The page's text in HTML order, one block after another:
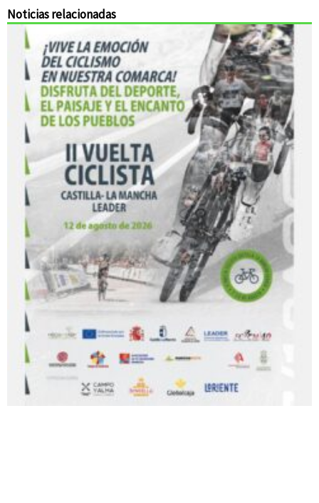
Noticias relacionadas